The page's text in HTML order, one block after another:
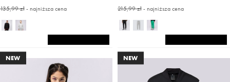
135,99 zł- najniższa cena 215,99 zł- najniższa cena
NEW NEW